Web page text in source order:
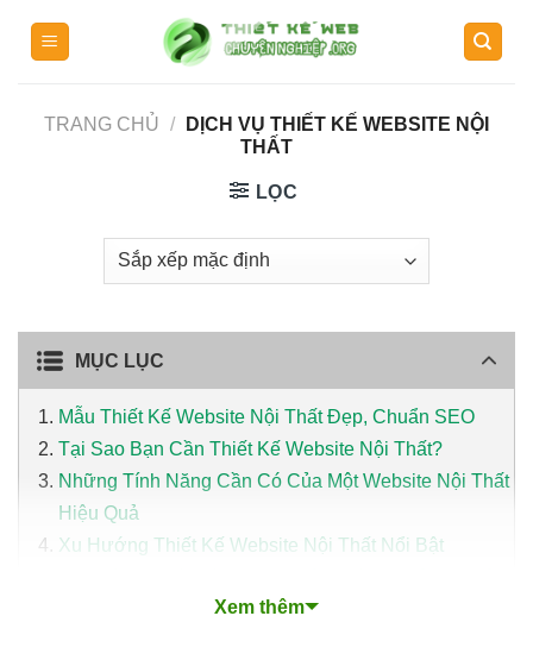
TRANG CHỦ /
DỊCH VỤ THIẾT KẾ WEBSITE NỘI
THẤT
LỌC
MỤC LỤC
Mẫu Thiết Kế Website Nội Thất Đẹp, Chuẩn SEO
Tại Sao Bạn Cần Thiết Kế Website Nội Thất?
Những Tính Năng Cần Có Của Một Website Nội Thất
Hiệu Quả
Xu Hướng Thiết Kế Website Nội Thất Nổi Bật
Các Loại Dịch Vụ Thiết Kế Website Nội Thất
Xem thêm